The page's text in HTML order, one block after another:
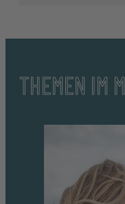
THEMEN IM